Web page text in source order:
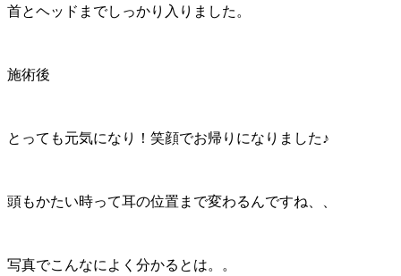
首とヘッドまでしっかり入りました。
施術後
とっても元気になり！笑顔でお帰りになりました♪
頭もかたい時って耳の位置まで変わるんですね、、
写真でこんなによく分かるとは。。